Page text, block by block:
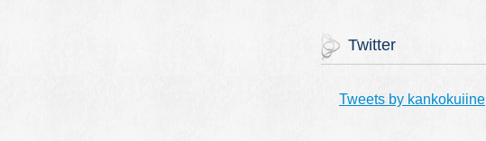
Twitter
Tweets by kankokuiine